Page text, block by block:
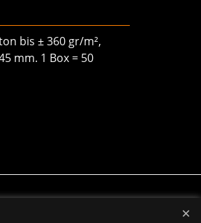
bis ± 360 gr/m²,
mm. 1 Box = 50